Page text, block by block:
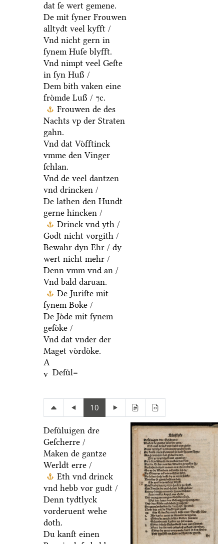
dat ſe wert gemene.
De mit ſyner Frouwen
alltydt veel kyfft /
Vnd nicht gern in
ſynem Huſe blyfft.
Vnd nimpt veel Geſte
in ſyn Huß /
Dem bith vaken eine
froͤmde Luß / ⁊c.
Frouwen de des
Nachts vp der Straten
gahn.
Vnd dat Voͤfftinck
vmme den Vinger
ſchlan.
Vnd de veel dantzen
vnd drincken /
De lathen den Hundt
gerne hincken /
Drinck vnd yth /
Godt nicht vorgith /
Bewahr dyn Ehr / dy
wert nicht mehr /
Denn vmm vnd an /
Vnd bald daruan.
De Juriſte mit
ſynem Boke /
De Joͤde mit ſynem
geſoͤke /
Vnd dat vnder der
Maget voͤrdoͤke.
A
v Deſuͤl=
10
Deſuͤluigen dre
Geſcherre /
Maken de gantze
Werldt erre /
Eth vnd drinck
vnd hebb vor gudt /
Denn tydtlyck
vorderuent wehe
doth.
Du kanſt einen